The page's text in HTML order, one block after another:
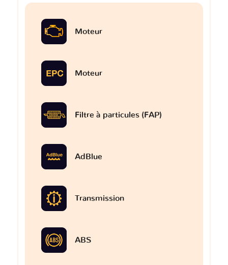
Moteur
Moteur
Filtre à particules (FAP)
AdBlue
Transmission
ABS